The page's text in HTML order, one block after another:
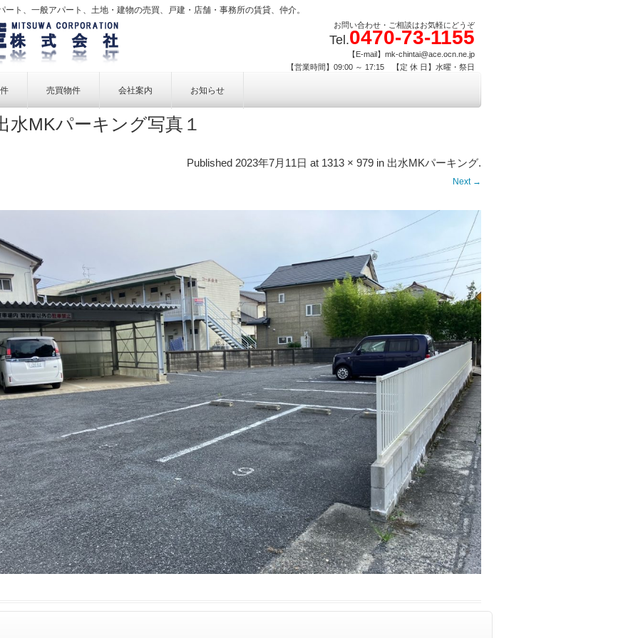
ト、一般アパート、土地・建物の売買、戸建・店舗・事務所の賃貸、仲介。
お問い合わせ・ご相談はお気軽にどうぞ
Tel.0470-73-1155
【E-mail】mk-chintai@ace.ocn.ne.jp
【営業時間】09:00 ～ 17:15 【定 休 日】水曜・祭日
貸物件一覧
売買物件
売買物件一覧
会社案内
事業内容
お問い合せ
お知らせ
水MKパーキング写真１
Published 2023年7月11日 at 1313 × 979 in 出水MKパーキング.
Next →